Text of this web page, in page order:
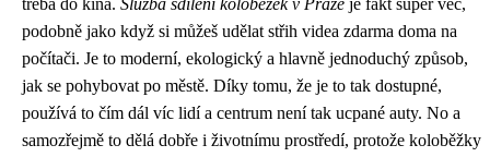
třeba do kina. Služba sdílení koloběžek v Praze je fakt super věc,
podobně jako když si můžeš udělat střih videa zdarma doma na
počítači. Je to moderní, ekologický a hlavně jednoduchý způsob,
jak se pohybovat po městě. Díky tomu, že je to tak dostupné,
používá to čím dál víc lidí a centrum není tak ucpané auty. No a
samozřejmě to dělá dobře i životnímu prostředí, protože koloběžky